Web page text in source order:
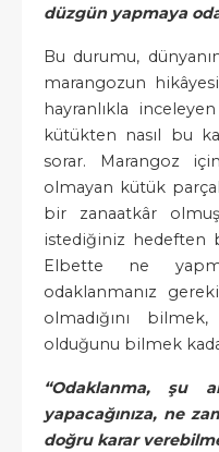
düzgün yapmaya
Bu durumu,
marangozun
hayranlıkla
kütükten nasıl bu
sorar. Marangoz
olmayan kütük
bir zanaatkâr
istediğiniz hedeften
Elbette ne
odaklanmanız
olmadığını
olduğunu bilmek
“Odaklanma, şu
yapacağınıza, ne
doğru karar